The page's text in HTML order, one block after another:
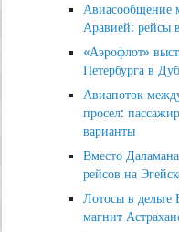
Авиасообщение
Аравией: рейсы
«Аэрофлот»
Петербурга в
Авиапоток
просел:
варианты
Вместо
рейсов на
Лотосы в дельте
магнит